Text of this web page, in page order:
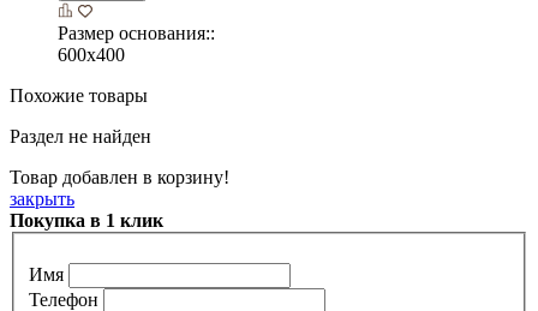
Размер основания::
600х400
Похожие товары
Раздел не найден
Товар добавлен в корзину!
закрыть
Покупка в 1 клик
Имя
Телефон